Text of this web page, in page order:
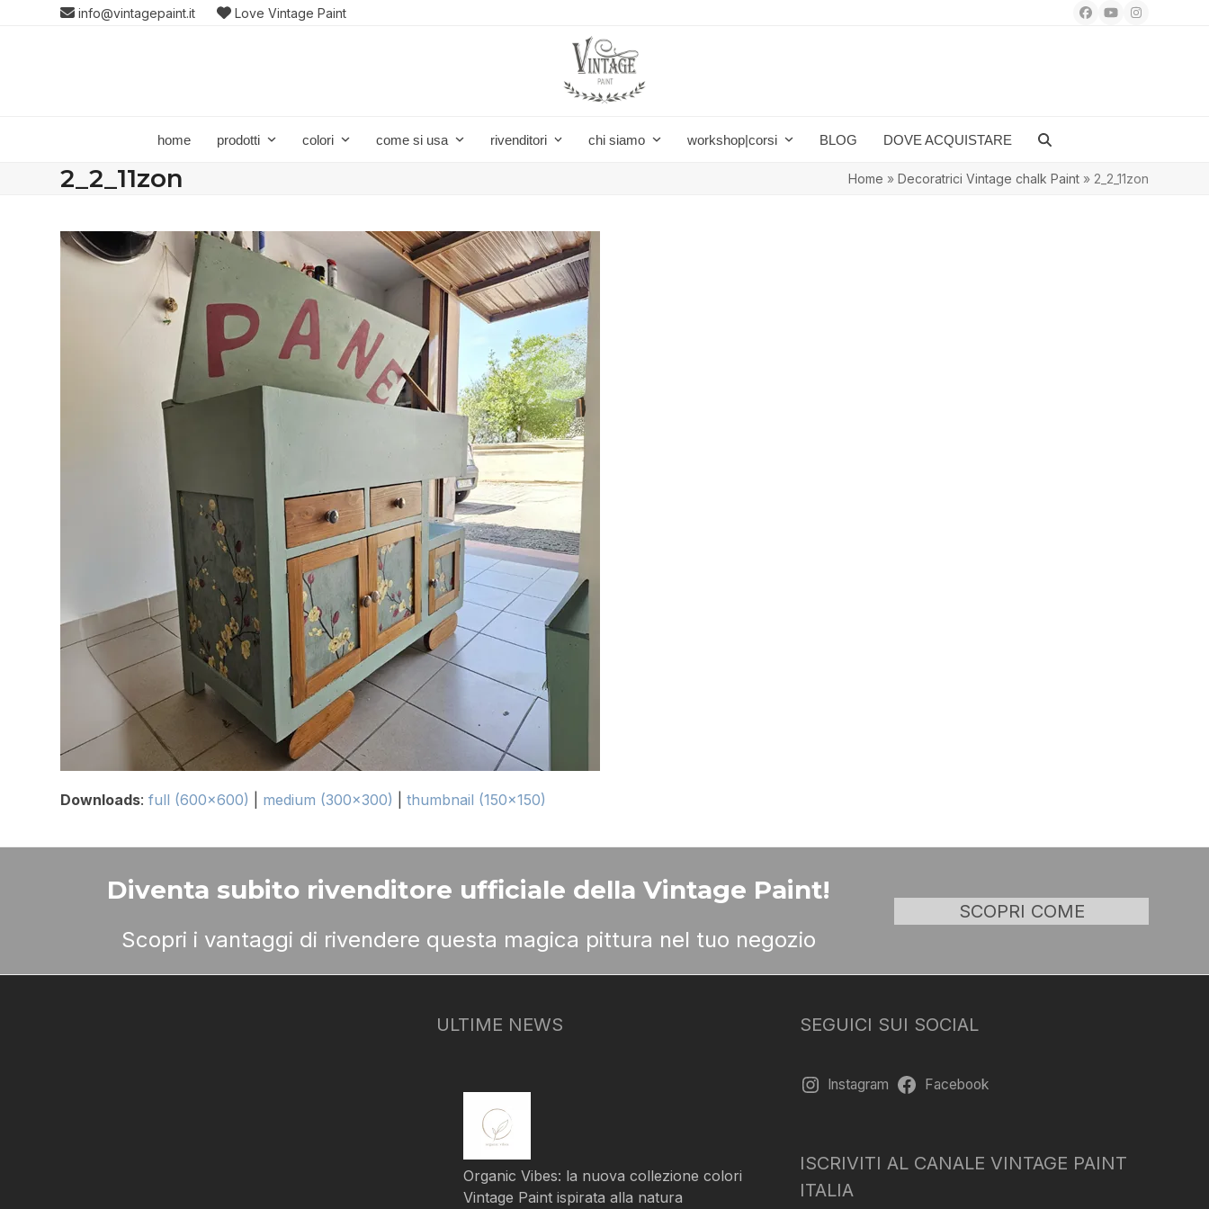
info@vintagepaint.it Love Vintage Paint Facebook
YouTubeInstagram
home prodotti colori come si usa rivenditori chi siamo workshop|corsi BLOG DOVE ACQUISTARE
2_2_11zon Home » Decoratrici Vintage chalk Paint» 2_2_11zon
Downloads:full (600x600) medium (300x300) |thumbnail (150x150)
Diventa subito rivenditore ufficiale della Vintage Paint!
Scopri i vantaggi di rivendere questa magica pittura nel tuo negozio
SCOPRI COME
ULTIME NEWS
Organic Vibes: la nuova collezione colori
Vintage Paint ispirata alla natura
SEGUICI SUI SOCIAL
Instagram Facebook
ISCRIVITI AL CANALE VINTAGE PAINT
ITALIA